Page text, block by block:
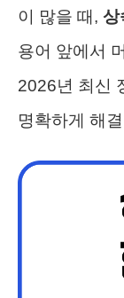
이 많을 때, 상
용어 앞에서
2026년 최신
명확하게 해